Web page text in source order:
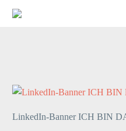
LinkedIn-Banner ICH BIN